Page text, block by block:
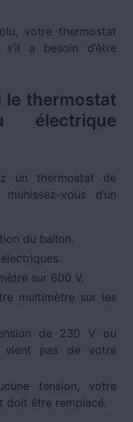
votre thermostat
a besoin d’être
le thermostat
électrique
un thermostat de
munissez-vous d’un
du ballon.
sur 600 V.
multimètre sur les
de 230 V ou
pas de votre
tension, votre
doit être remplacé.